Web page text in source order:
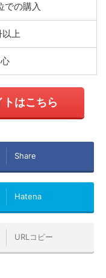
での購入
以上
はこちら
Share
Hatena
URLコピー